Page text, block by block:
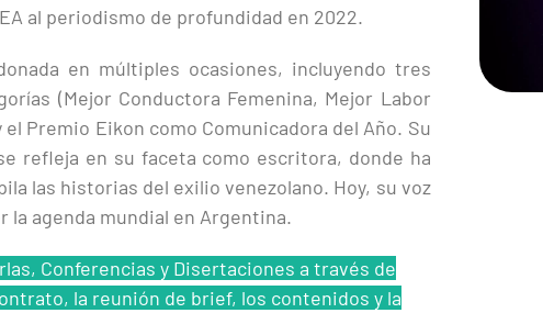
al periodismo de profundidad en 2022.
en múltiples ocasiones, incluyendo tres
(Mejor Conductora Femenina, Mejor Labor
Premio Eikon como Comunicadora del Año. Su
refleja en su faceta como escritora, donde ha
las historias del exilio venezolano. Hoy, su voz
agenda mundial en Argentina.
Conferencias y Disertaciones a través de
la reunión de brief, los contenidos y la